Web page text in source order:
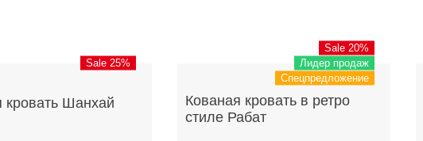
Sale 25%
кровать Шанхай
Sale 20%
Лидер продаж
Спецпредложение
Кованая кровать в ретро
стиле Рабат